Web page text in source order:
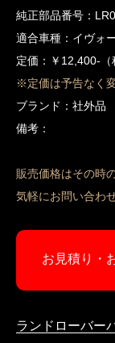
純正部品番号：
適合車種：イヴォ
定価：￥12,400-
※定価は予告なく
ブランド：社外品
備考：
販売価格はその時
気軽にお問い合わ
お見積り・
ランドローバー